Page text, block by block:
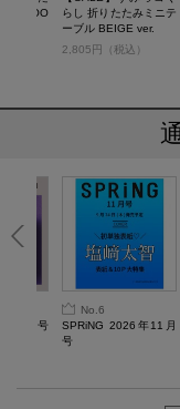
ルBOO
らし 折りたたみミニテ
ーブル BEIGE ver.
2,805円（税込）
10月号
No.6
SPRiNG 2026年11月
号